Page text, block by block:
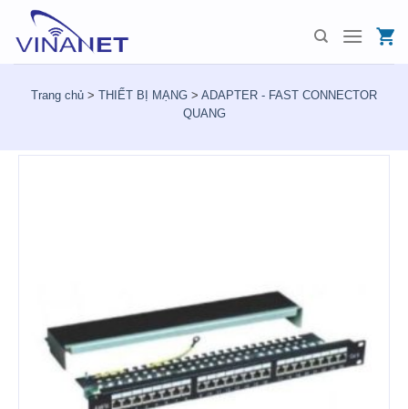
content
Trang chủ > THIẾT BỊ MẠNG > ADAPTER - FAST CONNECTOR
QUANG